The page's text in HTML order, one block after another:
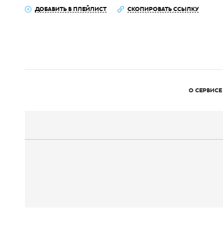
ДОБАВИТЬ В ПЛЕЙЛИСТ СКОПИРОВАТЬ ССЫЛКУ
О СЕРВИСЕ